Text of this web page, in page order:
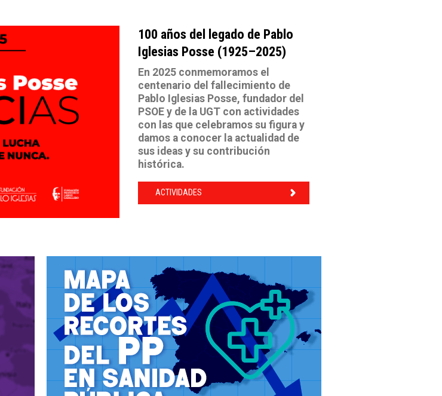
100 años del legado de Pablo
Iglesias Posse (1925–2025)
En 2025 conmemoramos el
centenario del fallecimiento de
Pablo Iglesias Posse, fundador del
PSOE y de la UGT con actividades
con las que celebramos su figura y
damos a conocer la actualidad de
sus ideas y su contribución
histórica.
ACTIVIDADES